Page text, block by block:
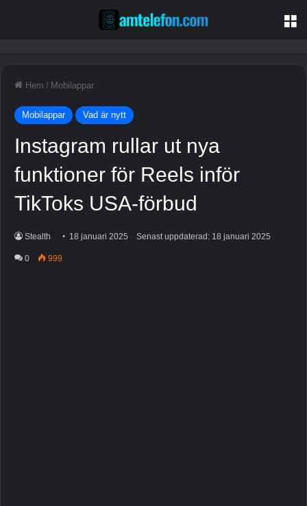
Hem / Mobilappar
Mobilappar Vad är nytt
Instagram rullar ut nya
funktioner för Reels inför
TikToks USA-förbud
Stealth 18 januari 2025 Senast uppdaterad: 18 januari 2025
0 999